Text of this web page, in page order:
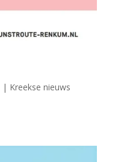
| Kreekse nieuws